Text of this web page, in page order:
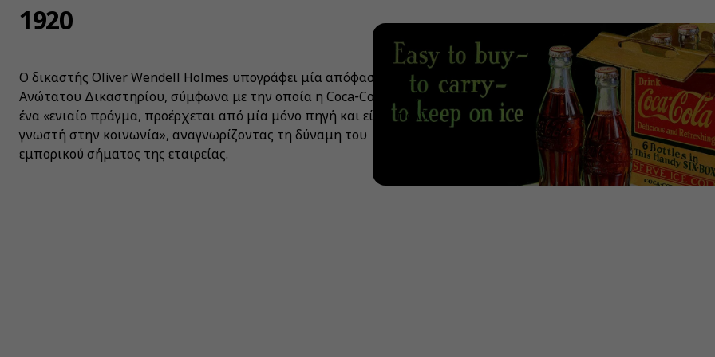
1920
Ο δικαστής Oliver Wendell Holmes υπογράφει μία απόφαση του
Ανώτατου Δικαστηρίου, σύμφωνα με την οποία η Coca‑Cola είναι
ένα «ενιαίο πράγμα, προέρχεται από μία μόνο πηγή και είναι πολύ
γνωστή στην κοινωνία», αναγνωρίζοντας τη δύναμη του
εμπορικού σήματος της εταιρείας.